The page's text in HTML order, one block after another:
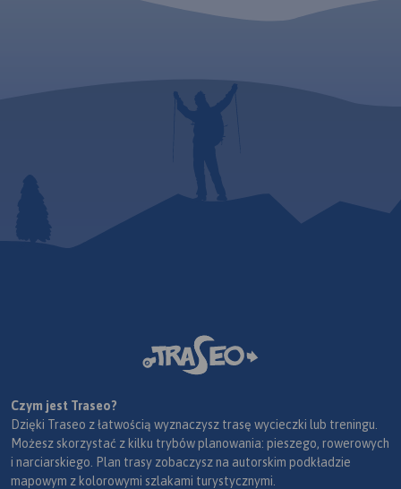
Czym jest Traseo?
Dzięki Traseo z łatwością wyznaczysz trasę wycieczki lub treningu.
Możesz skorzystać z kilku trybów planowania: pieszego, rowerowych
i narciarskiego. Plan trasy zobaczysz na autorskim podkładzie
mapowym z kolorowymi szlakami turystycznymi.